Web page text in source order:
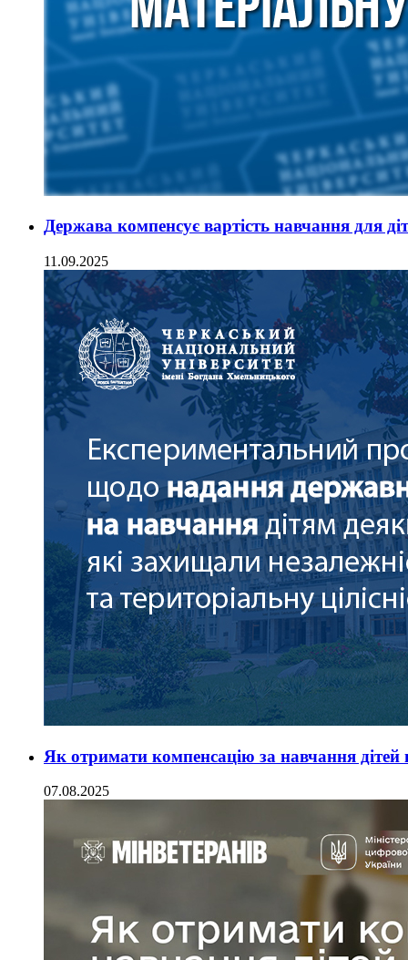
Держава компенсує вартість навчання для
11.09.2025
Як отримати компенсацію за навчання дітей
07.08.2025